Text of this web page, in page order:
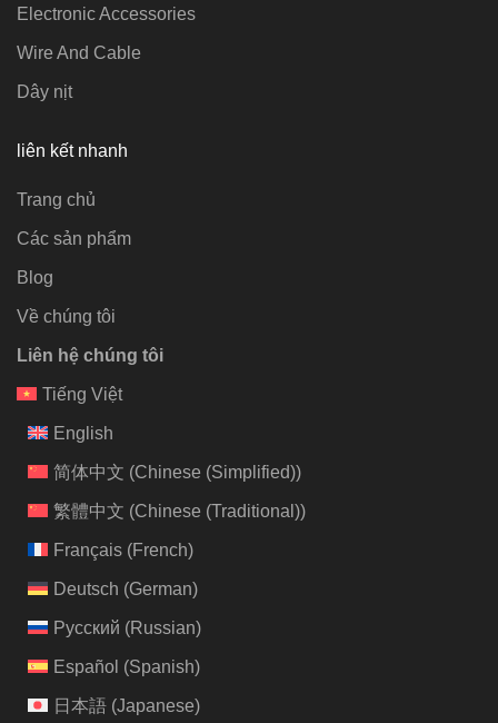
Electronic Accessories
Wire And Cable
Dây nịt
liên kết nhanh
Trang chủ
Các sản phẩm
Blog
Về chúng tôi
Liên hệ chúng tôi
Tiếng Việt
English
简体中文 (Chinese (Simplified))
繁體中文 (Chinese (Traditional))
Français(French)
Deutsch (German)
Русский (Russian)
Español (Spanish)
日本語(Japanese)